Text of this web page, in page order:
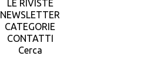
LE RIVISTE
NEWSLETTER
CATEGORIE
CONTATTI
Cerca